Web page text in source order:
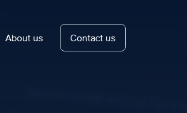
About us Contact us